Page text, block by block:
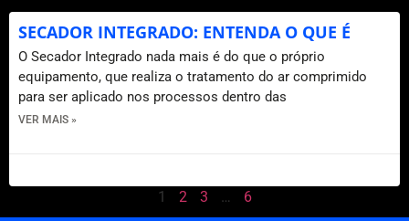
SECADOR INTEGRADO: ENTENDA O QUE É
O Secador Integrado nada mais é do que o próprio
equipamento, que realiza o tratamento do ar comprimido
para ser aplicado nos processos dentro das
VER MAIS »
1 2 3 … 6